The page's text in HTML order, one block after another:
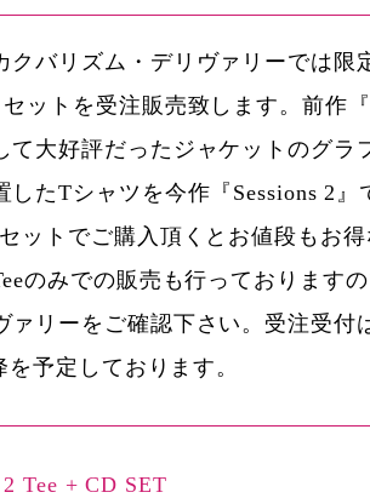
クバリズム・デリヴァリーでは限
ットを受注販売致します。前作
て大好評だったジャケットのグラ
したTシャツを今作『Sessions 2
ットでご購入頂くとお値段もお
のみでの販売も行っております
ァリーをご確認下さい。受注受付
を予定しております。
2 Tee + CD SET